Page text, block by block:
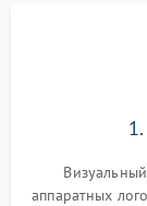
аппаратных